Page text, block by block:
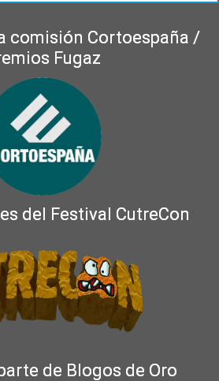
comisión Cortoespaña /
Fugaz
del Festival CutreCon
de Blogos de Oro